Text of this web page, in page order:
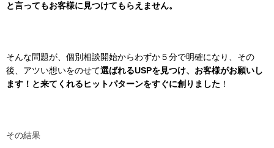
と言ってもお客様に 見つけてもらえません。
そんな問題が、個別相談開始からわずか５分で明確になり、その
後、 アツい想いをのせて選ばれるUSPを見つけ、お客様がお願いし
ます！と来てくれるヒットパターンをすぐに創りました ！
その結果